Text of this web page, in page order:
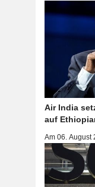
Air India
auf
Am 06. August